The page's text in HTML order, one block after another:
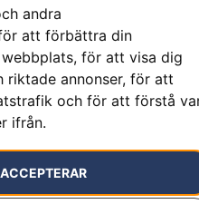
andra
att förbättra din
för att visa dig
riktade annonser, för att
och för att förstå
ifrån.
Chisel
,Motorsågskedja
,Skärutrustning,Skog